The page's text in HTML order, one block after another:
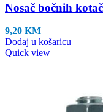
Nosač bočnih
9,20 KM
Dodaj u košaricu
Quick view